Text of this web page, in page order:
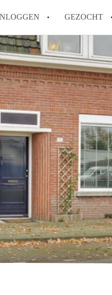
GEZOCHT
How to translate
Wat is KamersTilburg?
Hoeveel kost het om te
Wat is de
Berekent KamersTilburg
Alle veelgestelde vragen